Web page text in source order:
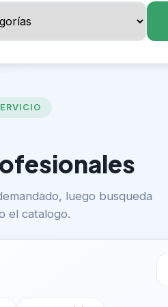
luego busqueda
el catalogo.